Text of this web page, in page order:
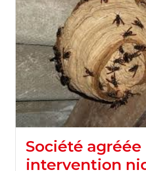
Société
intervention